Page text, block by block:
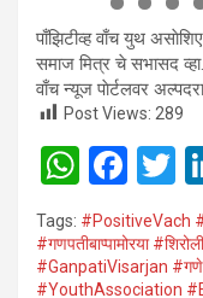
पाँझिटीव्ह वाँच युथ
समाज मित्र चे सभासद
वाँच न्यूज पाेर्टलवर
Post Views: 289
W
h
at
s
F
a
ce
b
T
tt
Tags: #PositiveVach
#गणपतीबाप्पामोरया
#GanpatiVisarjan
#YouthAssociation